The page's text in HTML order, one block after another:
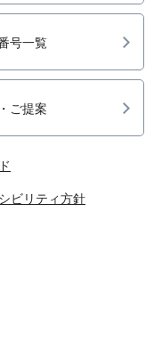
号一覧
ご提案
ビリティ方針